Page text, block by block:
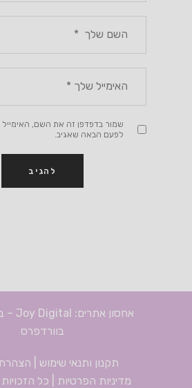
שמור בדפדפן זה את השם,
לפעם הבאה שאגיב.
אחסון אתרים: Joy Digital –
בוורדפרס
תקנון ותנאי שימוש
הצהרת
מדיניות הפרטיות | כל